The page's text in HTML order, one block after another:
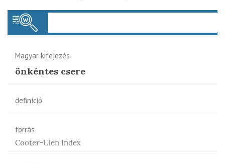
Magyar kifejezés
önkéntes csere
definíció
forrás
Cooter-Ulen Index